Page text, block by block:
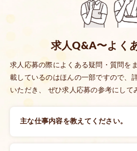
求人Q&A〜よく
求人応募の際によくある疑問・質問を
載しているのはほんの一部ですので、
いただき、 ぜひ求人応募の参考にして
主な仕事内容を教えてください。
介護士